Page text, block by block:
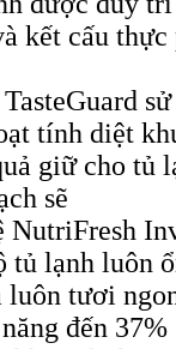
kết cấu thực
tính diệt
giữ cho tủ
sẽ
NutriFresh
tủ lạnh luôn
luôn tươi
đến 37%